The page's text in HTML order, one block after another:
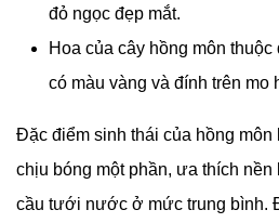
đỏ ngọc đẹp mắt.
Hoa của cây hồng môn
có màu vàng và đính trên mo
Đặc điểm sinh thái của hồng
chịu bóng một phần, ưa thích nền
cầu tưới nước ở mức trung bình.